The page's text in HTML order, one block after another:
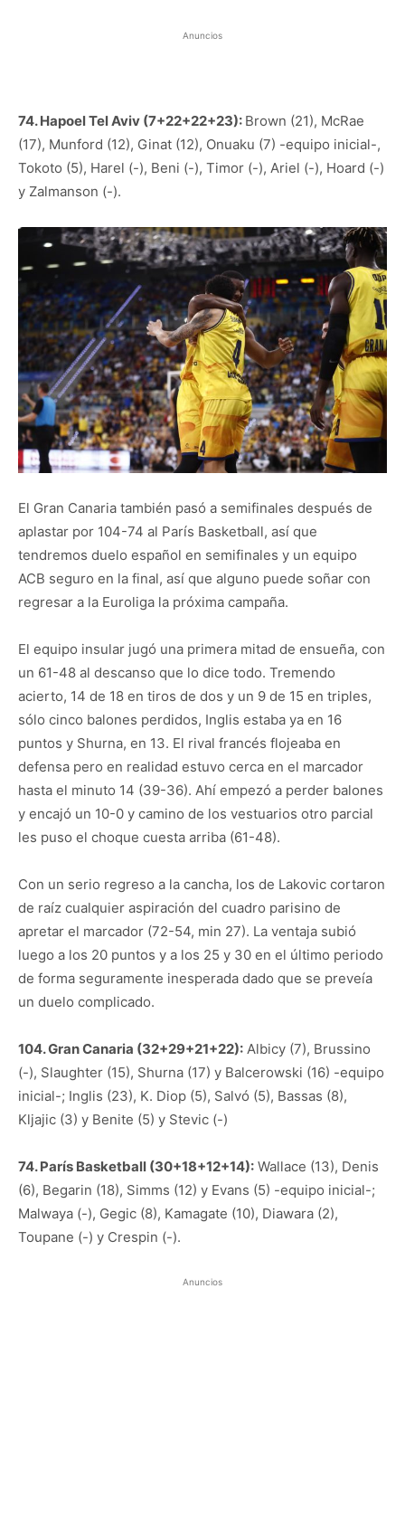
Anuncios
74. Hapoel Tel Aviv (7+22+22+23): Brown (21), McRae
(17), Munford (12), Ginat (12), Onuaku (7) -equipo inicial-,
Tokoto (5), Harel (-), Beni (-), Timor (-), Ariel (-), Hoard (-)
y Zalmanson (-).
El Gran Canaria también pasó a semifinales después de
aplastar por 104-74 al París Basketball, así que
tendremos duelo español en semifinales y un equipo
ACB seguro en la final, así que alguno puede soñar con
regresar a la Euroliga la próxima campaña.
El equipo insular jugó una primera mitad de ensueña, con
un 61-48 al descanso que lo dice todo. Tremendo
acierto, 14 de 18 en tiros de dos y un 9 de 15 en triples,
sólo cinco balones perdidos, Inglis estaba ya en 16
puntos y Shurna, en 13. El rival francés flojeaba en
defensa pero en realidad estuvo cerca en el marcador
hasta el minuto 14 (39-36). Ahí empezó a perder balones
y encajó un 10-0 y camino de los vestuarios otro parcial
les puso el choque cuesta arriba (61-48).
Con un serio regreso a la cancha, los de Lakovic cortaron
de raíz cualquier aspiración del cuadro parisino de
apretar el marcador (72-54, min 27). La ventaja subió
luego a los 20 puntos y a los 25 y 30 en el último periodo
de forma seguramente inesperada dado que se preveía
un duelo complicado.
104. Gran Canaria (32+29+21+22): Albicy (7), Brussino
(-), Slaughter (15), Shurna (17) y Balcerowski (16) -equipo
inicial-; Inglis (23), K. Diop (5), Salvó (5), Bassas (8),
Kljajic (3) y Benite (5) y Stevic (-)
74. París Basketball (30+18+12+14): Wallace (13), Denis
(6), Begarin (18), Simms (12) y Evans (5) -equipo inicial-;
Malwaya (-), Gegic (8), Kamagate (10), Diawara (2),
Toupane (-) y Crespin (-).
Anuncios